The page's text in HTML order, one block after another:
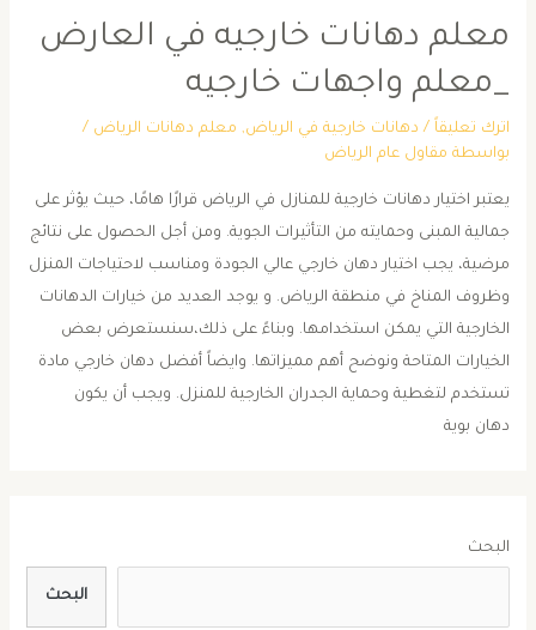
معلم دهانات خارجيه في العارض
_معلم واجهات خارجيه
اترك تعليقاً / دهانات خارجية في الرياض, معلم دهانات الرياض /
بواسطة مقاول عام الرياض
يعتبر اختيار دهانات خارجية للمنازل في الرياض قرارًا هامًا، حيث يؤثر على
جمالية المبنى وحمايته من التأثيرات الجوية. ومن أجل الحصول على نتائج
مرضية، يجب اختيار دهان خارجي عالي الجودة ومناسب لاحتياجات المنزل
وظروف المناخ في منطقة الرياض. و يوجد العديد من خيارات الدهانات
الخارجية التي يمكن استخدامها. وبناءً على ذلك،سنستعرض بعض
الخيارات المتاحة ونوضح أهم مميزاتها. وايضاً أفضل دهان خارجي مادة
تستخدم لتغطية وحماية الجدران الخارجية للمنزل. ويجب أن يكون
دهان بوية
البحث
البحث